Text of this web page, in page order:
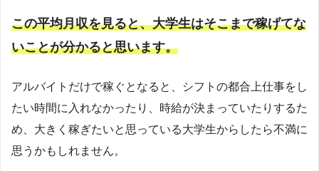
この平均月収を見ると、大学生はそこまで稼げてな
いことが分かると思います。
アルバイトだけで稼ぐとなると、シフトの都合上仕事をし
たい時間に入れなかったり、時給が決まっていたりするた
め、大きく稼ぎたいと思っている大学生からしたら不満に
思うかもしれません。